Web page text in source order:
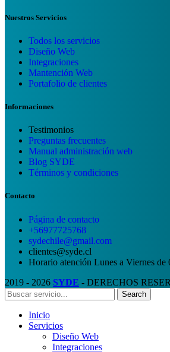
Nuestros Servicios
Todos los servicios
Diseño Web
Integraciones
Mantención Web
Portafolio de clientes
Informaciones
Testimonios
Preguntas frecuentes
Manual administración web
Blog SYDE
Términos y condiciones
Contacto
Página de contacto
+56977725768
sydechile@gmail.com
clientes@syde.cl
Horario atención Lunes a Viernes de
2019 - 2026 SYDE - DERECHOS
Search
Inicio
Servicios
Diseño Web
Integraciones